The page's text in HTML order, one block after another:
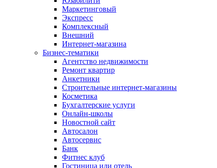
Маркетинговый
Экспресс
Комплексный
Внешний
Интернет-магазина
Бизнес-тематики
Агентство недвижимости
Ремонт квартир
Анкетники
Строительные интернет-магазины
Косметика
Бухгалтерские услуги
Онлайн-школы
Новостной сайт
Автосалон
Автосервис
Банк
Фитнес клуб
Гостиница или отель